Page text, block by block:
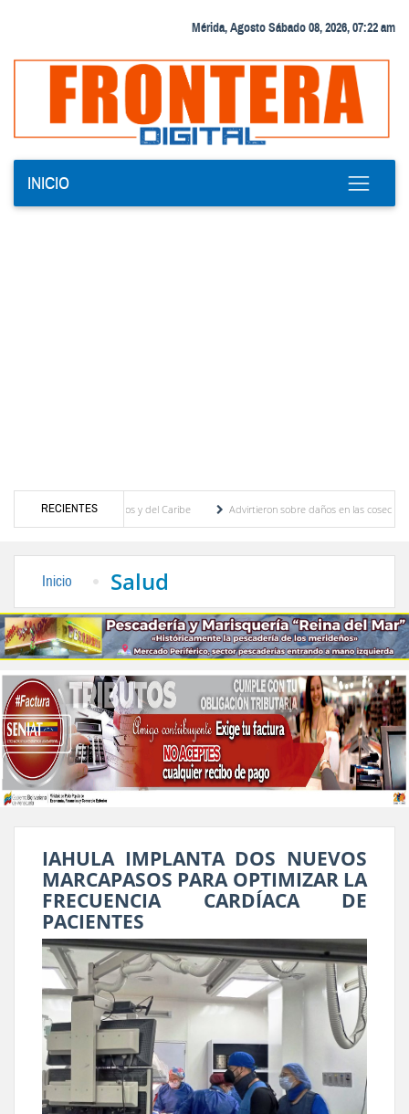
Mérida, Agosto Sábado 08, 2026, 07:22 am
INICIO
RECIENTES
Centroamericanos y del Caribe
Advirtieron sobre daños en las cosechas de los
Inicio Salud
IAHULA IMPLANTA DOS NUEVOS
MARCAPASOS PARA OPTIMIZAR LA
FRECUENCIA CARDÍACA DE
PACIENTES